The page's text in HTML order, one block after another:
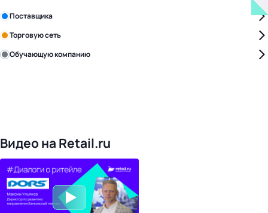
Зарегистрируйте в бизнес-центре:
Поставщика
Торговую сеть
Обучающую компанию
Видео на Retail.ru